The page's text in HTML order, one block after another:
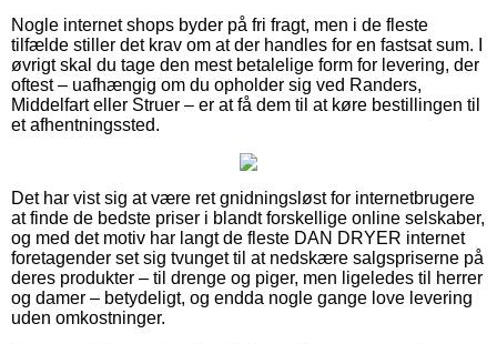
Nogle internet shops byder på fri fragt, men i de fleste
tilfælde stiller det krav om at der handles for en fastsat sum. I
øvrigt skal du tage den mest betalelige form for levering, der
oftest – uafhængig om du opholder sig ved Randers,
Middelfart eller Struer – er at få dem til at køre bestillingen til
et afhentningssted.
Det har vist sig at være ret gnidningsløst for internetbrugere
at finde de bedste priser i blandt forskellige online selskaber,
og med det motiv har langt de fleste DAN DRYER internet
foretagender set sig tvunget til at nedskære salgspriserne på
deres produkter – til drenge og piger, men ligeledes til herrer
og damer – betydeligt, og endda nogle gange love levering
uden omkostninger.